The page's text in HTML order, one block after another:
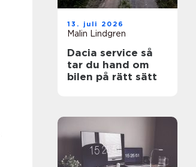
13. juli 2026
Malin Lindgren
Dacia service så
tar du hand om
bilen på rätt sätt